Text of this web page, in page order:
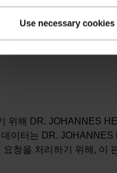
Use necessary cookies
호정책을 읽었으며 이에
위해 DR. JOHANNES
이터는 DR.
요청을 처리하기 위해, 이